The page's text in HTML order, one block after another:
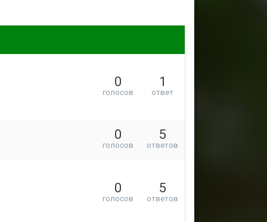
0
голосов
1
ответ
0
голосов
5
ответов
0
голосов
5
ответов